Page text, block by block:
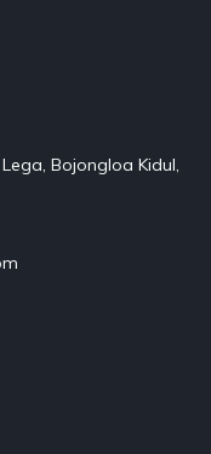
Bojongloa Kidul,